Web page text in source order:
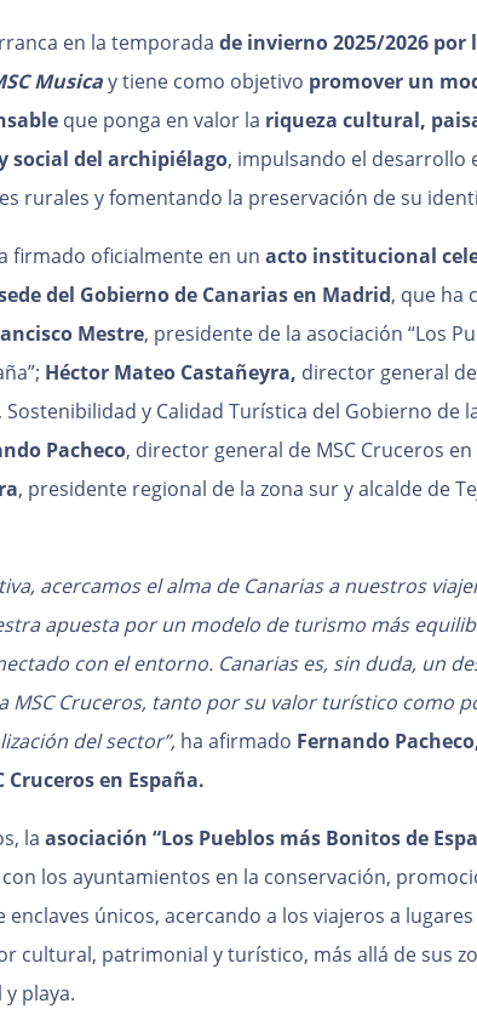
en la temporada de invierno 2025/2026 por
Musicay tiene como objetivo promover un
que ponga en valor la riqueza cultural,
social del archipiélago, impulsando el desarrollo
rurales y fomentando la preservación de su
firmado oficialmente en un acto institucional
del Gobierno de Canarias en Madrid, que ha
Mestre, presidente de la asociación “Los
Héctor Mateo Castañeyra, director general de
y Calidad Turística del Gobierno de
Pacheco, director general de MSC Cruceros en
, presidente regional de la zona sur y alcalde de
acercamos el alma de Canarias a nuestros
apuesta por un modelo de turismo más
con el entorno. Canarias es, sin duda, un
MSC Cruceros, tanto por su valor turístico como
del sector”, ha afirmado Fernando
Cruceros en España.
la asociación “Los Pueblos más Bonitos de
los ayuntamientos en la conservación,
enclaves únicos, acercando a los viajeros a
cultural, patrimonial y turístico, más allá de sus
playa.